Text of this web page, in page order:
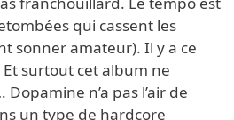
qui cassent les
sonner amateur). Il y a ce
surtout cet album ne
n’a pas l’air de
un type de hardcore